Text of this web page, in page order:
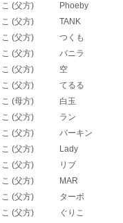
こ (父方) Phoeby
こ (父方) TANK
こ (父方) つくも
こ (父方) バニラ
こ (父方) 空
こ (父方) てるる
こ (母方) 白玉
こ (父方) ラン
こ (父方) バーキン
こ (父方) Lady
こ (父方) リブ
こ (父方) MAR
こ (父方) ターボ
こ (父方) ぐりこ